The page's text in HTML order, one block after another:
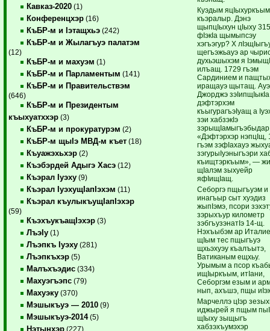
Кавказ-2020 (1)
Конференцхэр (16)
КъБР-м и Iэтащхьэ (242)
КъБР-м и Жылагъуэ палатэм
(12)
КъБР-м и махуэм (1)
КъБР-м и Парламентым (141)
КъБР-м и Правительствэм
(646)
КъБР-м и Президентым
къыхуатххэр (3)
КъБР-м и прокуратурэм (2)
КъБР-м щыIэ МВД-м къет (18)
Къуажэхьхэр (2)
Къэбэрдей Адыгэ Хасэ (12)
Къэрал Iуэху (9)
Къэрал IуэхущIапIэхэм (11)
Къэрал къулыкъущIапIэхэр
(59)
КъэхъукъащIэхэр (3)
ЛъэIу (1)
Лъэпкъ Iуэху (281)
Лъэпкъхэр (5)
Малъхъэдис (334)
Махуэгъэпс (79)
Махуэку (370)
Мэшыкъуэ — 2010 (9)
Мэшыкъуэ-2014(5)
Нэтынхэр (227)
Куэдым
къэралыр. Дэнэ
щыпцIыхун цIыху
фIэкIа щымыпсэу
хэгъэгур? X
щегъэжьауэ ар
духьэшыхэм я
илъащ. 1729 гъэм
Сардинием и
иращауэ щытащ. Ауэ
Джорджэ зэIипщIыкIа
дэфтэрхэм
къыгурагъэIуащ а
зэи хабзэкIэ
«Дэфтэрхэр нэпцIщ,
гъэм зэфIахауэ
зэгурыIуэныгъэри
къищтэркъым», —
щIалэм зыхуейр
яфIищIащ.
Себоргэ пщыгъуэм и
инагъыр сыт хуэдиз
жыпIэмэ, псори
зэрыхъур километр
зэбгъузэнатIэ 14-щ.
Нэхъыбэм ар
щIым тес пщыгъуэ
щхьэхуэу къалъытэ,
Ватиканым ещхьу.
Урымым а псор
ищIыркъым, итIани,
Себоргэм езым и
нып, ахъшэ, пщы
Марчеллэ цIэр
иджырей я пщым
щIыху зыщыгъ
хабзэхъумэхэр